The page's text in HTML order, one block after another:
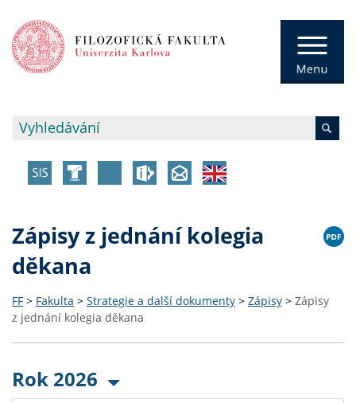
Zápisy z jednání kolegia
děkana
FF > Fakulta > Strategie a další dokumenty > Zápisy > Zápisy
z jednání kolegia děkana
Rok 2026